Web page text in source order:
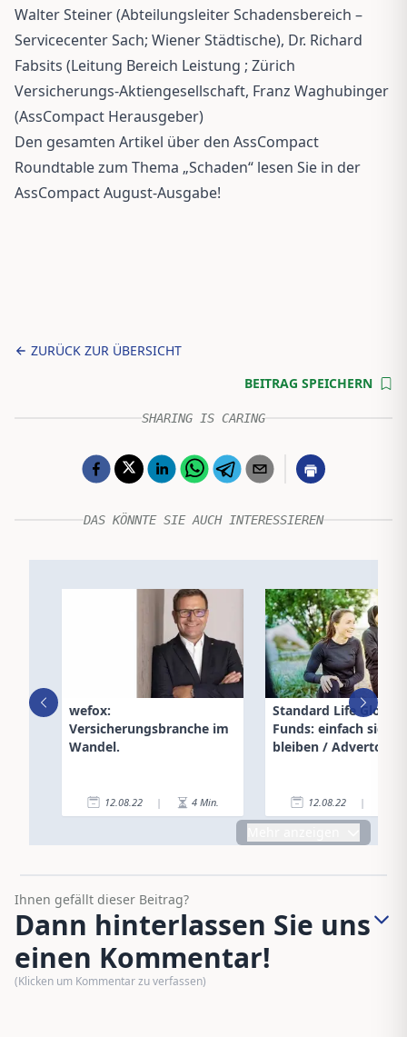
Walter Steiner (Abteilungsleiter Schadensbereich –
Servicecenter Sach; Wiener Städtische), Dr. Richard
Fabsits (Leitung Bereich Leistung ; Zürich
Versicherungs-Aktiengesellschaft, Franz Waghubinger
(AssCompact Herausgeber)
Den gesamten Artikel über den AssCompact
Roundtable zum Thema „Schaden“ lesen Sie in der
AssCompact August-Ausgabe!
ZURÜCK ZUR ÜBERSICHT
BEITRAG SPEICHERN
SHARING IS CARING
DAS KÖNNTE SIE AUCH INTERESSIEREN
wefox:
Versicherungsbranche im
Wandel.
12.08.22 | 4 Min.
Standard Life Global
Funds: einfach sich
bleiben / Advertorial
12.08.22 |
Ihnen gefällt dieser Beitrag?
Dann hinterlassen Sie uns
einen Kommentar!
(Klicken um Kommentar zu verfassen)